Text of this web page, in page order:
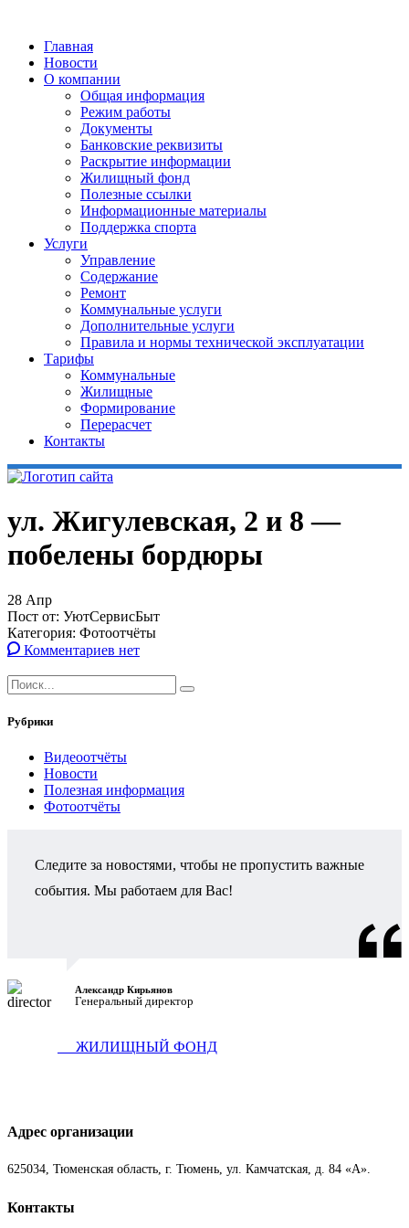
Главная
Новости
О компании
Общая информация
Режим работы
Документы
Банковские реквизиты
Раскрытие информации
Жилищный фонд
Полезные ссылки
Информационные материалы
Поддержка спорта
Услуги
Управление
Содержание
Ремонт
Коммунальные услуги
Дополнительные услуги
Правила и нормы технической эксплуатации
Тарифы
Коммунальные
Жилищные
Формирование
Перерасчет
Контакты
ул. Жигулевская, 2 и 8 —
побелены бордюры
28 Апр
Пост от: УютСервисБыт
Категория: Фотоотчёты
Комментариев нет
Рубрики
Видеоотчёты
Новости
Полезная информация
Фотоотчёты
Следите за новостями, чтобы не пропустить важные
события. Мы работаем для Вас!
Александр Кирьянов
Генеральный директор
ЖИЛИЩНЫЙ ФОНД
Адрес организации
625034, Тюменская область, г. Тюмень, ул. Камчатская, д. 84 «А».
Контакты